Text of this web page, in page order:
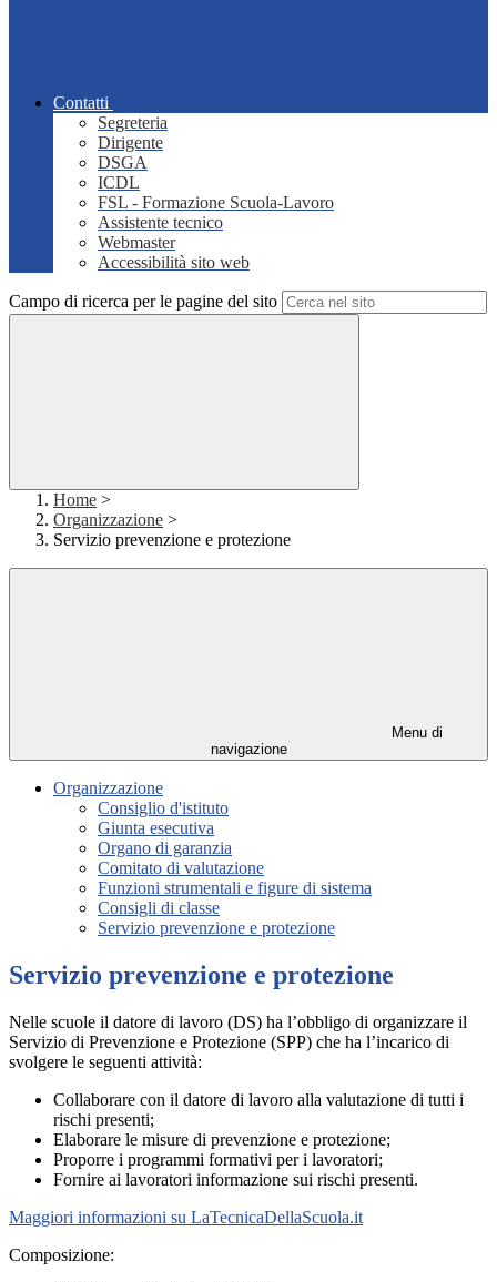
Contatti
Segreteria
Dirigente
DSGA
ICDL
FSL - Formazione Scuola-Lavoro
Assistente tecnico
Webmaster
Accessibilità sito web
Campo di ricerca per le pagine del sito
Home >
Organizzazione >
Servizio prevenzione e protezione
Menu di
navigazione
Organizzazione
Consiglio d'istituto
Giunta esecutiva
Organo di garanzia
Comitato di valutazione
Funzioni strumentali e figure di sistema
Consigli di classe
Servizio prevenzione e protezione
Servizio prevenzione e protezione
Nelle scuole il datore di lavoro (DS) ha l’obbligo di organizzare il
Servizio di Prevenzione e Protezione (SPP) che ha l’incarico di
svolgere le seguenti attività:
Collaborare con il datore di lavoro alla valutazione di tutti i
rischi presenti;
Elaborare le misure di prevenzione e protezione;
Proporre i programmi formativi per i lavoratori;
Fornire ai lavoratori informazione sui rischi presenti.
Maggiori informazioni su LaTecnicaDellaScuola.it
Composizione: